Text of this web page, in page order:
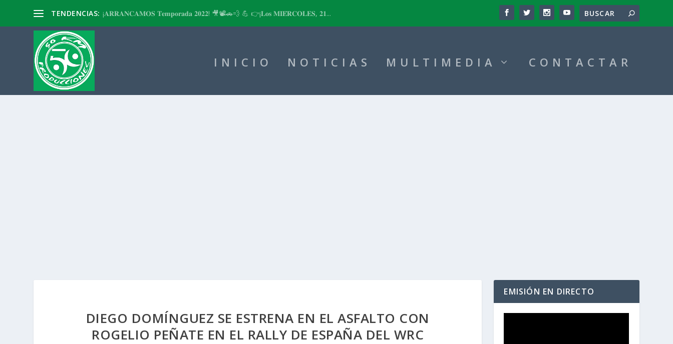
TENDENCIAS: ¡𝐀𝐑𝐑𝐀𝐍𝐂𝐀𝐌𝐎𝐒 𝐓𝐞𝐦𝐩𝐨𝐫𝐚𝐝𝐚 𝟐𝟎𝟐𝟐! 🎥📽🚗💨 💪 👉¡𝐋𝐨𝐬 𝐌𝐈𝐄́𝐑𝐂𝐎𝐋𝐄𝐒, 𝟐𝟏...
INICIO NOTICIAS MULTIMEDIA CONTACTAR
DIEGO DOMÍNGUEZ SE ESTRENA EN EL ASFALTO CON
ROGELIO PEÑATE EN EL RALLY DE ESPAÑA DEL WRC
EMISIÓN EN DIRECTO